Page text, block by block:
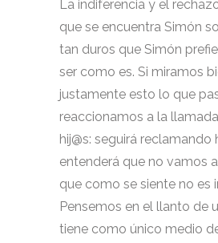
La indiferencia y el
que se encuentra Simón
tan duros que Simón
ser como es. Si miramos
justamente esto lo que
reaccionamos a la
hij@s: seguirá reclamando
entenderá que no vamos
que como se siente no es
Pensemos en el llanto de
tiene como único medio